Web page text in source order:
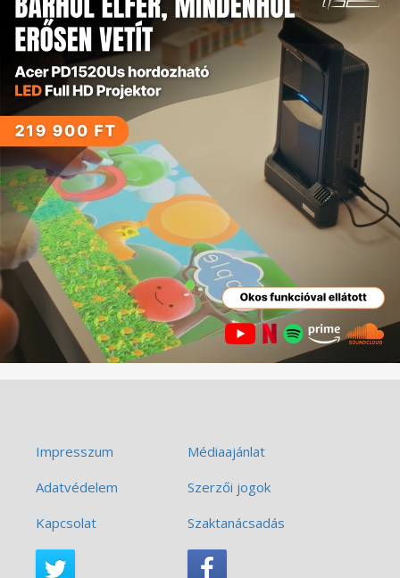
Impresszum
Médiaajánlat
Adatvédelem
Szerzői jogok
Kapcsolat
Szaktanácsadás